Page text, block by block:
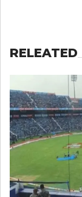
RELEATED